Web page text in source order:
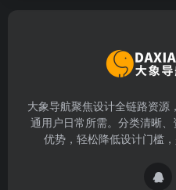
大象导航聚焦设计全链路资
通用户日常所需。分类清晰、
优势，轻松降低设计门槛